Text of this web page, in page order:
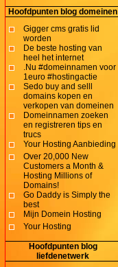
Hoofdpunten blog domeinen
Gigger cms gratis lid
worden
De beste hosting van
heel het internet
.Nu #domeinnamen voor
1euro #hostingactie
Sedo buy and selll
domains kopen en
verkopen van domeinen
Domeinnamen zoeken
en registreren tips en
trucs
Your Hosting Aanbieding
Over 20,000 New
Customers a Month &
Hosting Millions of
Domains!
Go Daddy is Simply the
best
Mijn Domein Hosting
Your Hosting
Hoofdpunten blog
liefdenetwerk